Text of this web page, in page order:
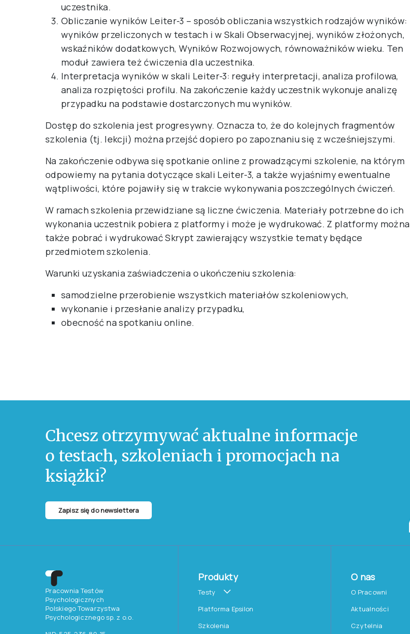
uczestnika.
Obliczanie wyników Leiter-3 – sposób obliczania wszystkich rodzajów wyników:
wyników przeliczonych w testach i w Skali Obserwacyjnej, wyników złożonych,
wskaźników dodatkowych, Wyników Rozwojowych, równoważników wieku. Ten
moduł zawiera też ćwiczenia dla uczestnika.
Interpretacja wyników w skali Leiter-3: reguły interpretacji, analiza profilowa,
analiza rozpiętości profilu. Na zakończenie każdy uczestnik wykonuje analizę
przypadku na podstawie dostarczonych mu wyników.
Dostęp do szkolenia jest progresywny. Oznacza to, że do kolejnych fragmentów
szkolenia (tj. lekcji) można przejść dopiero po zapoznaniu się z wcześniejszymi.
Na zakończenie odbywa się spotkanie online z prowadzącymi szkolenie, na którym
odpowiemy na pytania dotyczące skali Leiter-3, a także wyjaśnimy ewentualne
wątpliwości, które pojawiły się w trakcie wykonywania poszczególnych ćwiczeń.
W ramach szkolenia przewidziane są liczne ćwiczenia. Materiały potrzebne do ich
wykonania uczestnik pobiera z platformy i może je wydrukować. Z platformy można
także pobrać i wydrukować Skrypt zawierający wszystkie tematy będące
przedmiotem szkolenia.
Warunki uzyskania zaświadczenia o ukończeniu szkolenia:
samodzielne przerobienie wszystkich materiałów szkoleniowych,
wykonanie i przesłanie analizy przypadku,
obecność na spotkaniu online.
Chcesz otrzymywać aktualne informacje
o testach, szkoleniach i promocjach na
książki?
Zapisz się do newslettera
Pracownia Testów
Psychologicznych
Polskiego Towarzystwa
Psychologicznego sp. z o.o.
Produkty
Testy
Platforma Epsilon
Szkolenia
O nas
O Pracowni
Aktualności
Czytelnia